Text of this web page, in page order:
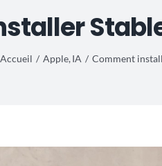
Accueil Apple IA Comment